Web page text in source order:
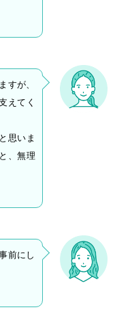
すが、
えてく
思いま
、無理
前にし